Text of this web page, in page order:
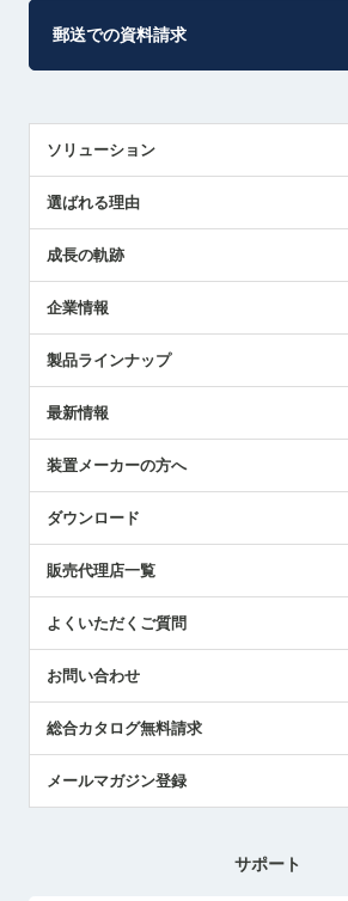
郵送での資料請求
ソリューション
解決策提案
選ばれる理由
成長の軌跡
企業情報
ごあいさつ
受賞履歴
採用情報
国/地域/言語
製品ラインナップ
ツールセッタ製品
エアマイクロセンサ製品
最新情報
メトロールの技術
社員ブログ
中小企業のBCP地震対策
センサのテクニカルガイド
社長ブログ
装置メーカーの方へ
ダウンロード
販売代理店一覧
よくいただくご質問
お問い合わせ
総合カタログ無料請求
メールマガジン登録
サポート